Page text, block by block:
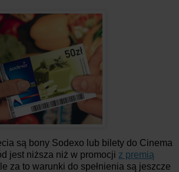
są bony Sodexo lub bilety do Cinema
jest niższa niż w promocji z premią
za to warunki do spełnienia są jeszcze